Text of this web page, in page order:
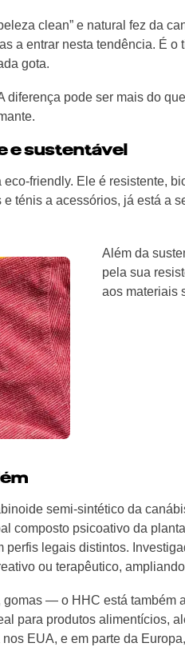
clean” e natural fez da
a entrar nesta tendência. É
gota.
diferença pode ser mais do
e sustentável
friendly. Ele é resistente,
ténis a acessórios, já está a
Além da
pela sua
aos materiais
semi-sintético da
composto psicoativo da
legais distintos.
ou terapêutico,
— o HHC está também
para produtos alimentícios,
EUA, e em parte da